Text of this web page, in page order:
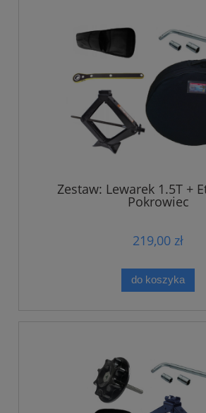
Zestaw: Lewarek 1.5T +
Pokrowiec
219,00 zł
do koszyka